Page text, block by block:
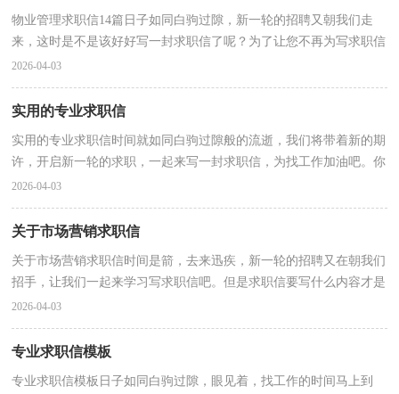
物业管理求职信14篇日子如同白驹过隙，新一轮的招聘又朝我们走
来，这时是不是该好好写一封求职信了呢？为了让您不再为写求职信
头疼，以下是小编帮大家整理的物业管理求职信，仅供参考...
2026-04-03
实用的专业求职信
实用的专业求职信时间就如同白驹过隙般的流逝，我们将带着新的期
许，开启新一轮的求职，一起来写一封求职信，为找工作加油吧。你
知道写求职信需要注意哪些问题吗？以下是小编精心整理...
2026-04-03
关于市场营销求职信
关于市场营销求职信时间是箭，去来迅疾，新一轮的招聘又在朝我们
招手，让我们一起来学习写求职信吧。但是求职信要写什么内容才是
恰当的呢？以下是小编帮大家整理的关于市场营销求职...
2026-04-03
专业求职信模板
专业求职信模板日子如同白驹过隙，眼见着，找工作的时间马上到